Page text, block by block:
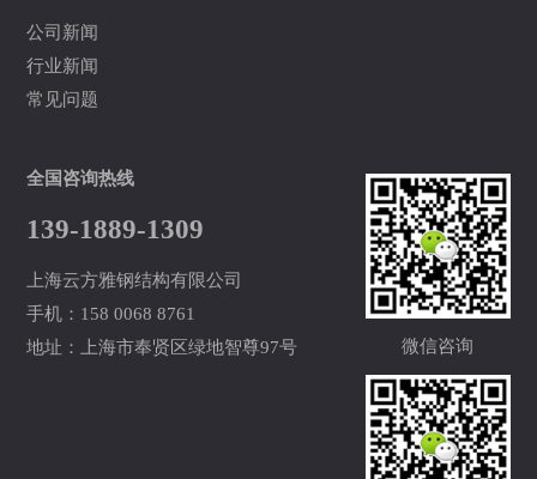
公司新闻
行业新闻
常见问题
全国咨询热线
139-1889-1309
上海云方雅钢结构有限公司
手机：158 0068 8761
地址：上海市奉贤区绿地智尊97号
微信咨询